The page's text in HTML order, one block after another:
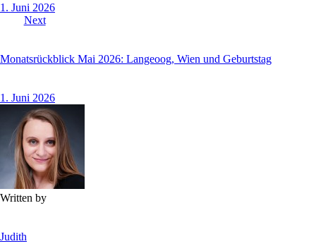
1. Juni 2026
Next
Monatsrückblick Mai 2026: Langeoog, Wien und Geburtstag
1. Juni 2026
Written by
Judith